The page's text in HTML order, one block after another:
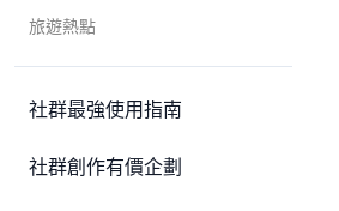
旅遊熱點
社群最強使用指南
社群創作有價企劃